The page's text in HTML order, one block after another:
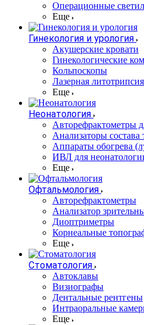
Операционные
Еще
Гинекология и урология
Акушерские кровати
Гинекологические
Кольпоскопы
Лазерная литотрипсия
Еще
Неонатология
Авторефрактометры
Анализаторы состава
Аппараты обогрева
ИВЛ для
Еще
Офтальмология
Авторефрактометры
Анализатор
Диоптриметры
Корнеальные
Еще
Стоматология
Автоклавы
Визиографы
Дентальные рентгены
Интраоральные
Еще